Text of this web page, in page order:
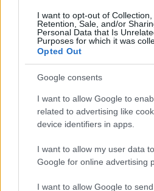
I want to opt-out of Collection,
Retention, Sale, and/or
Personal Data that Is
Purposes for which it was
Opted Out
Google consents
I want to allow Google to
related to advertising like
device identifiers in apps.
I want to allow my user data
Google for online advertising
I want to allow Google to
BERÉNYI TIMI #RTL KLUB #
Népszerű